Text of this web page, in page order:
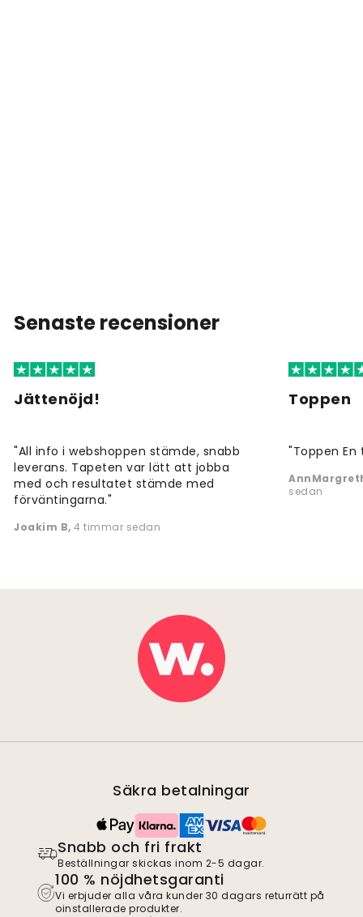
Senaste recensioner
Jättenöjd!
"All info i webshoppen stämde, snabb
leverans. Tapeten var lätt att jobba
med och resultatet stämde med
förväntingarna."
Joakim B, 4 timmar sedan
Toppen
"Toppen
sedan
Säkra betalningar
Snabb och fri frakt
Beställningar skickas inom 2-5 dagar.
100 % nöjdhetsgaranti
Vi erbjuder alla våra kunder 30 dagars returrätt på
oinstallerade produkter.